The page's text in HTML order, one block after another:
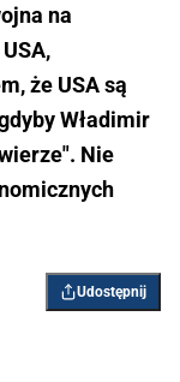
na
że USA są
Władimir
Nie
Udostępnij